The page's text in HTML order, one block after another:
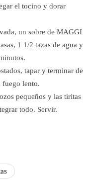
el tocino y dorar
un sobre de MAGGI
1 1/2 tazas de agua y
tapar y terminar de
fuego lento.
pequeños y las tiritas
todo. Servir.